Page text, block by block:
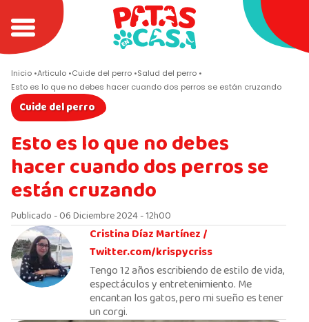
Inicio Articulo Cuide del perro Salud del perro
Esto es lo que no debes hacer cuando dos perros se están cruzando
Cuide del perro
Esto es lo que no debes
hacer cuando dos perros se
están cruzando
Publicado - 06 Diciembre 2024 - 12h00
Cristina Díaz Martínez /
Twitter.com/krispycriss
Tengo 12 años escribiendo de estilo de vida,
espectáculos y entretenimiento. Me
encantan los gatos, pero mi sueño es tener
un corgi.